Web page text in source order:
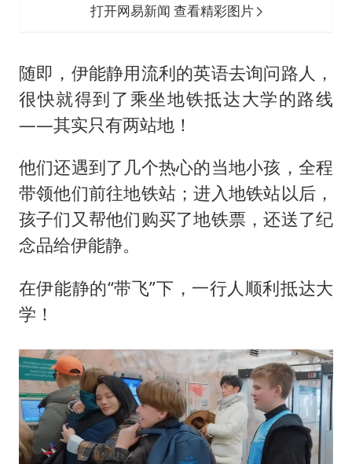
打开网易新闻 查看精彩图片
随即，伊能静用流利的英语去询问路人，
很快就得到了乘坐地铁抵达大学的路线
——其实只有两站地！
他们还遇到了几个热心的当地小孩，全程
带领他们前往地铁站；进入地铁站以后，
孩子们又帮他们购买了地铁票，还送了纪
念品给伊能静。
在伊能静的“带飞”下，一行人顺利抵达大
学！